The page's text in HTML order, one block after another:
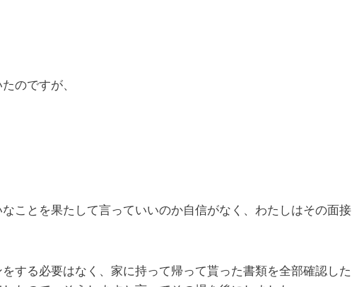
のですが、
ことを果たして言っていいのか自信がなく、わたしはその面接
する必要はなく、家に持って帰って貰った書類を全部確認した